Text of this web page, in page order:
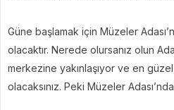
Güne başlamak için Müzeler
olacaktır. Nerede olursanız olun
merkezine yakınlaşıyor ve en güzel
olacaksınız. Peki Müzeler